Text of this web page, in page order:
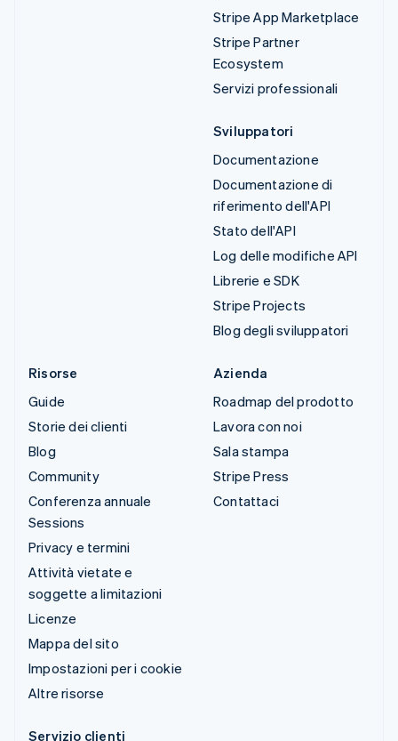
Stripe App Marketplace
Stripe Partner
Ecosystem
Servizi professionali
Sviluppatori
Documentazione
Documentazione di
riferimento dell'API
Stato dell'API
Log delle modifiche API
Librerie e SDK
Stripe Projects
Blog degli sviluppatori
Risorse
Guide
Storie dei clienti
Blog
Community
Conferenza annuale
Sessions
Privacy e termini
Attività vietate e
soggette a limitazioni
Licenze
Mappa del sito
Impostazioni per i cookie
Altre risorse
Azienda
Roadmap del prodotto
Lavora con noi
Sala stampa
Stripe Press
Contattaci
Servizio clienti